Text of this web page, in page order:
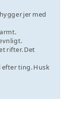
jer med
rifter. Det
efter ting. Husk